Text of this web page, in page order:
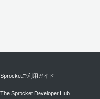
Sprocketご利用ガイド
The Sprocket Developer Hub